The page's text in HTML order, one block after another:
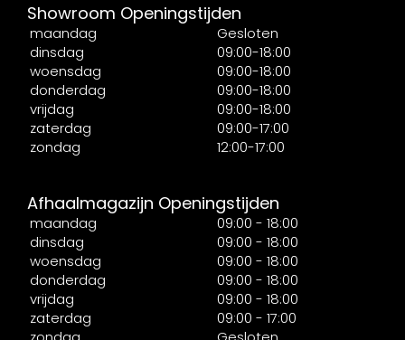
Showroom Openingstijden
maandag
Gesloten
dinsdag
09:00-18:00
woensdag
09:00-18:00
donderdag
09:00-18:00
vrijdag
09:00-18:00
zaterdag
09:00-17:00
zondag
12:00-17:00
Afhaalmagazijn Openingstijden
maandag
09:00 - 18:00
dinsdag
09:00 - 18:00
woensdag
09:00 - 18:00
donderdag
09:00 - 18:00
vrijdag
09:00 - 18:00
zaterdag
09:00 - 17:00